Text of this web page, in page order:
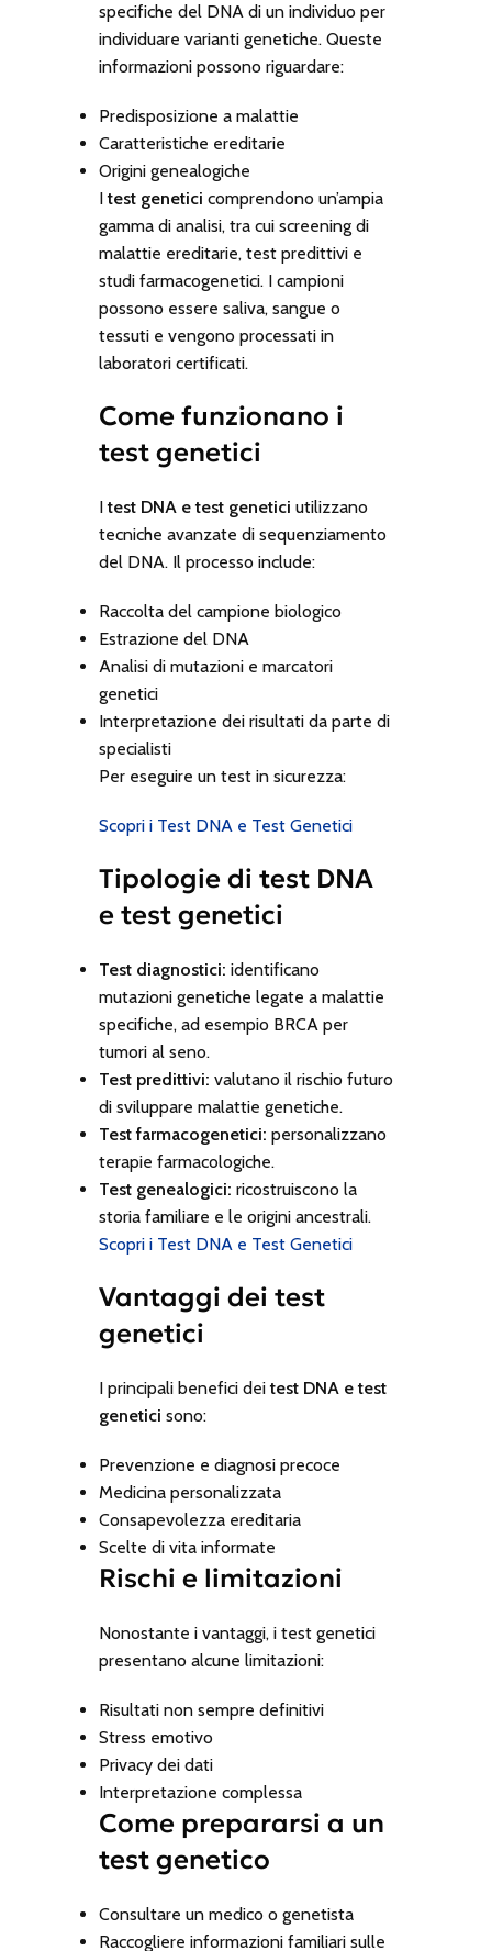
specifiche del DNA di un individuo per
individuare varianti genetiche. Queste
informazioni possono riguardare:
Predisposizione a malattie
Caratteristiche ereditarie
Origini genealogiche
Itest genetici comprendono un’ampia
gamma di analisi, tra cui screening di
malattie ereditarie, test predittivi e
studi farmacogenetici. I campioni
possono essere saliva, sangue o
tessuti e vengono processati in
laboratori certificati.
Come funzionano i
test genetici
Itest DNA e test genetici utilizzano
tecniche avanzate di sequenziamento
del DNA. Il processo include:
Raccolta del campione biologico
Estrazione del DNA
Analisi di mutazioni e marcatori
genetici
Interpretazione dei risultati da parte di
specialisti
Per eseguire un test in sicurezza:
Scopri i Test DNA e Test Genetici
Tipologie di test DNA
e test genetici
Test diagnostici: identificano
mutazioni genetiche legate a malattie
specifiche, ad esempio BRCA per
tumori al seno.
Test predittivi: valutano il rischio futuro
di sviluppare malattie genetiche.
Test farmacogenetici: personalizzano
terapie farmacologiche.
Test genealogici: ricostruiscono la
storia familiare e le origini ancestrali.
Scopri i Test DNA e Test Genetici
Vantaggi dei test
genetici
I principali benefici deitest DNA e test
genetici sono:
Prevenzione e diagnosi precoce
Medicina personalizzata
Consapevolezza ereditaria
Scelte di vita informate
Rischi e limitazioni
Nonostante i vantaggi, i test genetici
presentano alcune limitazioni:
Risultati non sempre definitivi
Stress emotivo
Privacy dei dati
Interpretazione complessa
Come prepararsi a un
test genetico
Consultare un medico o genetista
Raccogliere informazioni familiari sulle